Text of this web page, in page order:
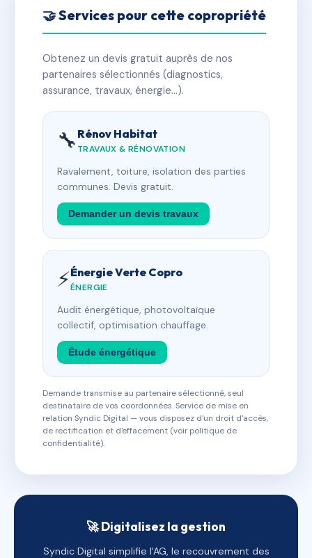
🤝 Services pour cette copropriété
Obtenez un devis gratuit auprès de nos
partenaires sélectionnés (diagnostics,
assurance, travaux, énergie…).
🔧 Rénov Habitat
TRAVAUX & RÉNOVATION
Ravalement, toiture, isolation des parties
communes. Devis gratuit.
Demander un devis travaux
⚡Énergie Verte Copro
ÉNERGIE
Audit énergétique, photovoltaïque
collectif, optimisation chauffage.
Étude énergétique
Demande transmise au partenaire sélectionné, seul
destinataire de vos coordonnées. Service de mise en
relation Syndic Digital — vous disposez d'un droit d'accès,
de rectification et d'effacement (voir politique de
confidentialité).
🚀 Digitalisez la gestion
Syndic Digital simplifie l'AG, le recouvrement des